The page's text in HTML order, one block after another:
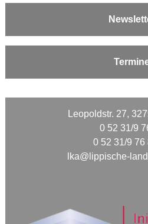
Leopoldstr. 27,
0 52 31/9
0 52 31/9 76
lka@lippische-